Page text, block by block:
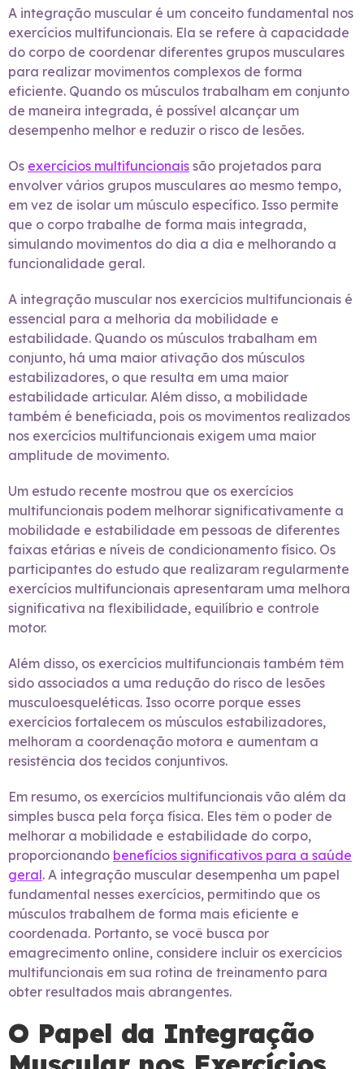
A integração muscular é um conceito fundamental nos
exercícios multifuncionais. Ela se refere à capacidade
do corpo de coordenar diferentes grupos musculares
para realizar movimentos complexos de forma
eficiente. Quando os músculos trabalham em conjunto
de maneira integrada, é possível alcançar um
desempenho melhor e reduzir o risco de lesões.
Os exercícios multifuncionais são projetados para
envolver vários grupos musculares ao mesmo tempo,
em vez de isolar um músculo específico. Isso permite
que o corpo trabalhe de forma mais integrada,
simulando movimentos do dia a dia e melhorando a
funcionalidade geral.
A integração muscular nos exercícios multifuncionais é
essencial para a melhoria da mobilidade e
estabilidade. Quando os músculos trabalham em
conjunto, há uma maior ativação dos músculos
estabilizadores, o que resulta em uma maior
estabilidade articular. Além disso, a mobilidade
também é beneficiada, pois os movimentos realizados
nos exercícios multifuncionais exigem uma maior
amplitude de movimento.
Um estudo recente mostrou que os exercícios
multifuncionais podem melhorar significativamente a
mobilidade e estabilidade em pessoas de diferentes
faixas etárias e níveis de condicionamento físico. Os
participantes do estudo que realizaram regularmente
exercícios multifuncionais apresentaram uma melhora
significativa na flexibilidade, equilíbrio e controle
motor.
Além disso, os exercícios multifuncionais também têm
sido associados a uma redução do risco de lesões
musculoesqueléticas. Isso ocorre porque esses
exercícios fortalecem os músculos estabilizadores,
melhoram a coordenação motora e aumentam a
resistência dos tecidos conjuntivos.
Em resumo, os exercícios multifuncionais vão além da
simples busca pela força física. Eles têm o poder de
melhorar a mobilidade e estabilidade do corpo,
proporcionando benefícios significativos para a saúde
geral. A integração muscular desempenha um papel
fundamental nesses exercícios, permitindo que os
músculos trabalhem de forma mais eficiente e
coordenada. Portanto, se você busca por
emagrecimento online, considere incluir os exercícios
multifuncionais em sua rotina de treinamento para
obter resultados mais abrangentes.
O Papel da Integração